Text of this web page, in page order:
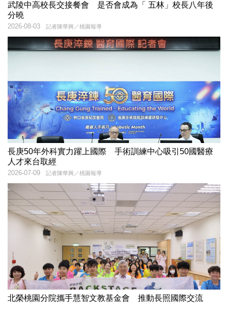
武陵中高校長交接餐會 是否會成為「 五林」校長八年後
分曉
記者陳華興／桃園報導
2026-08-03
長庚50年外科實力躍上國際 手術訓練中心吸引50國醫療
人才來台取經
記者陳華興／桃園報導
2026-07-09
北榮桃園分院攜手慧智文教基金會 推動長照國際交流